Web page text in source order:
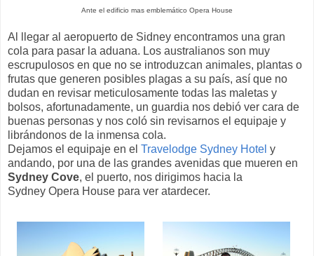
Ante el edificio mas emblemático Opera House
Al llegar al aeropuerto de Sidney encontramos una gran
cola para pasar la aduana. Los australianos son muy
escrupulosos en que no se introduzcan animales, plantas o
frutas que generen posibles plagas a su país, así que no
dudan en revisar meticulosamente todas las maletas y
bolsos, afortunadamente, un guardia nos debió ver cara de
buenas personas y nos coló sin revisarnos el equipaje y
librándonos de la inmensa cola.
Dejamos el equipaje en el Travelodge Sydney Hotel y
andando, por una de las grandes avenidas que mueren en
Sydney Cove, el puerto, nos dirigimos hacia la
Sydney Opera House para ver atardecer.